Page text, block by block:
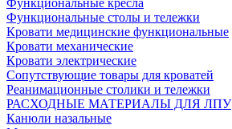
Функциональные кресла
Функциональные столы и тележки
Кровати медицинские функциональные
Кровати механические
Кровати электрические
Сопутствующие товары для кроватей
Реанимационные столики и тележки
РАСХОДНЫЕ МАТЕРИАЛЫ ДЛЯ ЛПУ
Канюли назальные